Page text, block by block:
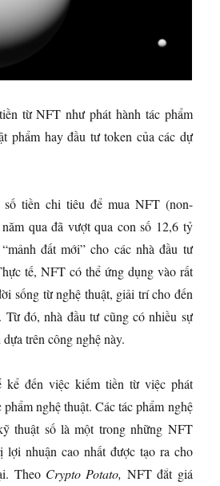
từ NFT như phát hành tác phẩm
phẩm hay đầu tư token của các dự
số tiền chi tiêu để mua NFT (non-
qua đã vượt qua con số 12,6 tỷ
đất mới” cho các nhà đầu tư
tế, NFT có thể ứng dụng vào rất
sống từ nghệ thuật, giải trí cho đến
Từ đó, nhà đầu tư cũng có nhiều sự
trên công nghệ này.
kể đến việc kiếm tiền từ việc phát
nghệ thuật. Các tác phẩm nghệ
thuật số là một trong những NFT
nhuận cao nhất được tạo ra cho
Theo Crypto Potato, NFT đắt giá